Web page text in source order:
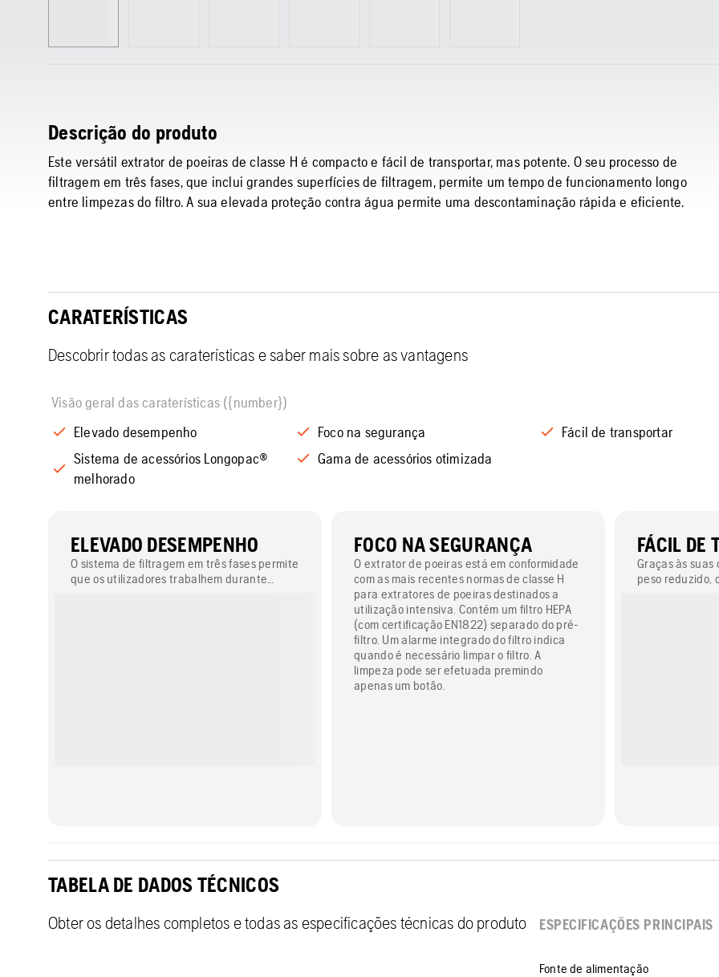
Descrição do produto
Este versátil extrator de poeiras de classe H é compacto e fácil de transportar, mas potente. O seu processo de
filtragem em três fases, que inclui grandes superfícies de filtragem, permite um tempo de funcionamento longo
entre limpezas do filtro. A sua elevada proteção contra água permite uma descontaminação rápida e eficiente.
CARATERÍSTICAS
Descobrir todas as caraterísticas e saber mais sobre as vantagens
Visão geral das caraterísticas ({number})
Elevado desempenho
Foco na segurança Fácil de transportar
Sistema de acessórios Longopac®
melhorado
Gama de acessórios otimizada
ELEVADO DESEMPENHO
O sistema de filtragem em três fases permite
que os utilizadores trabalhem durante
FOCO NA SEGURANÇA
O extrator de poeiras está em conformidade
com as mais recentes normas de classe H
para extratores de poeiras destinados a
utilização intensiva. Contém um filtro HEPA
(com certificação EN1822) separado do pré-
filtro. Um alarme integrado do filtro indica
quando é necessário limpar o filtro. A
limpeza pode ser efetuada premindo
apenas um botão.
FÁCIL DE
Graças às suas
peso reduzido,
TABELA DE DADOS TÉCNICOS
Obter os detalhes completos e todas as especificações técnicas do produto ESPECIFICAÇÕES PRINCIPAIS
Fonte de alimentação